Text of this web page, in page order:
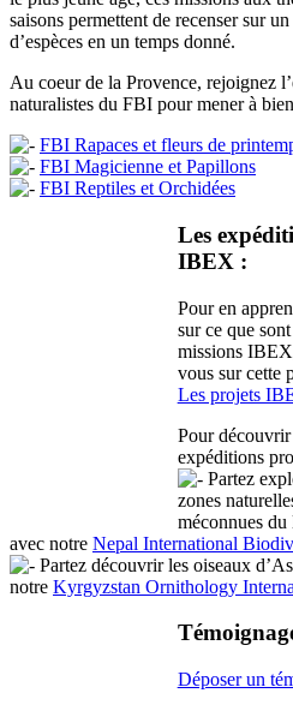
saisons permettent de recenser sur
d’espèces en un temps donné.
Au coeur de la Provence, rejoignez
naturalistes du FBI pour mener à
FBI Rapaces et fleurs de
FBI Magicienne et Papillons
FBI Reptiles et Orchidées
Les
IBEX :
Pour en
sur ce que
missions
vous sur cette
Les projets
Pour
expéditions
Partez
zones
méconnues du
avec notre Nepal International
Partez découvrir les oiseaux
notre Kyrgyzstan Ornithology
Déposer un